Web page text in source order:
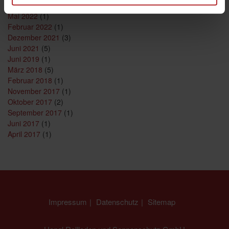
August 2023(1)
Mai 2022(1)
Februar 2022 (1)
Dezember 2021 (3)
Juni 2021 (5)
Juni 2019 (1)
März 2018 (5)
Februar 2018 (1)
November 2017 (1)
Oktober 2017 (2)
September 2017 (1)
Juni 2017 (1)
April 2017 (1)
Impressum Datenschutz Sitemap